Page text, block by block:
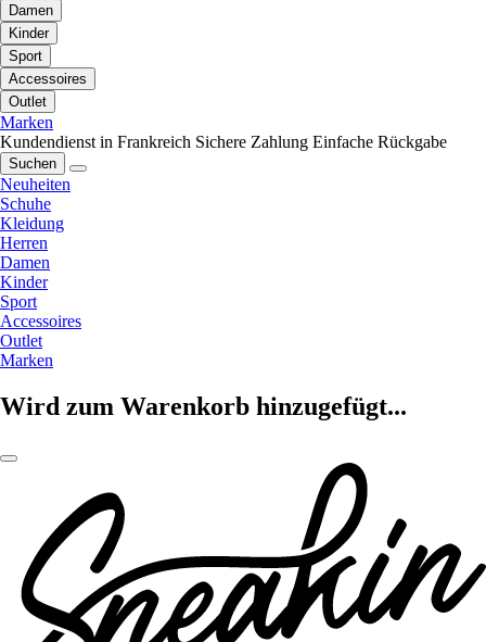
Damen
Kinder
Sport
Accessoires
Outlet
Marken
Kundendienst in Frankreich Sichere Zahlung Einfache Rückgabe
Suchen
Neuheiten
Schuhe
Kleidung
Herren
Damen
Kinder
Sport
Accessoires
Outlet
Marken
Wird zum Warenkorb hinzugefügt...